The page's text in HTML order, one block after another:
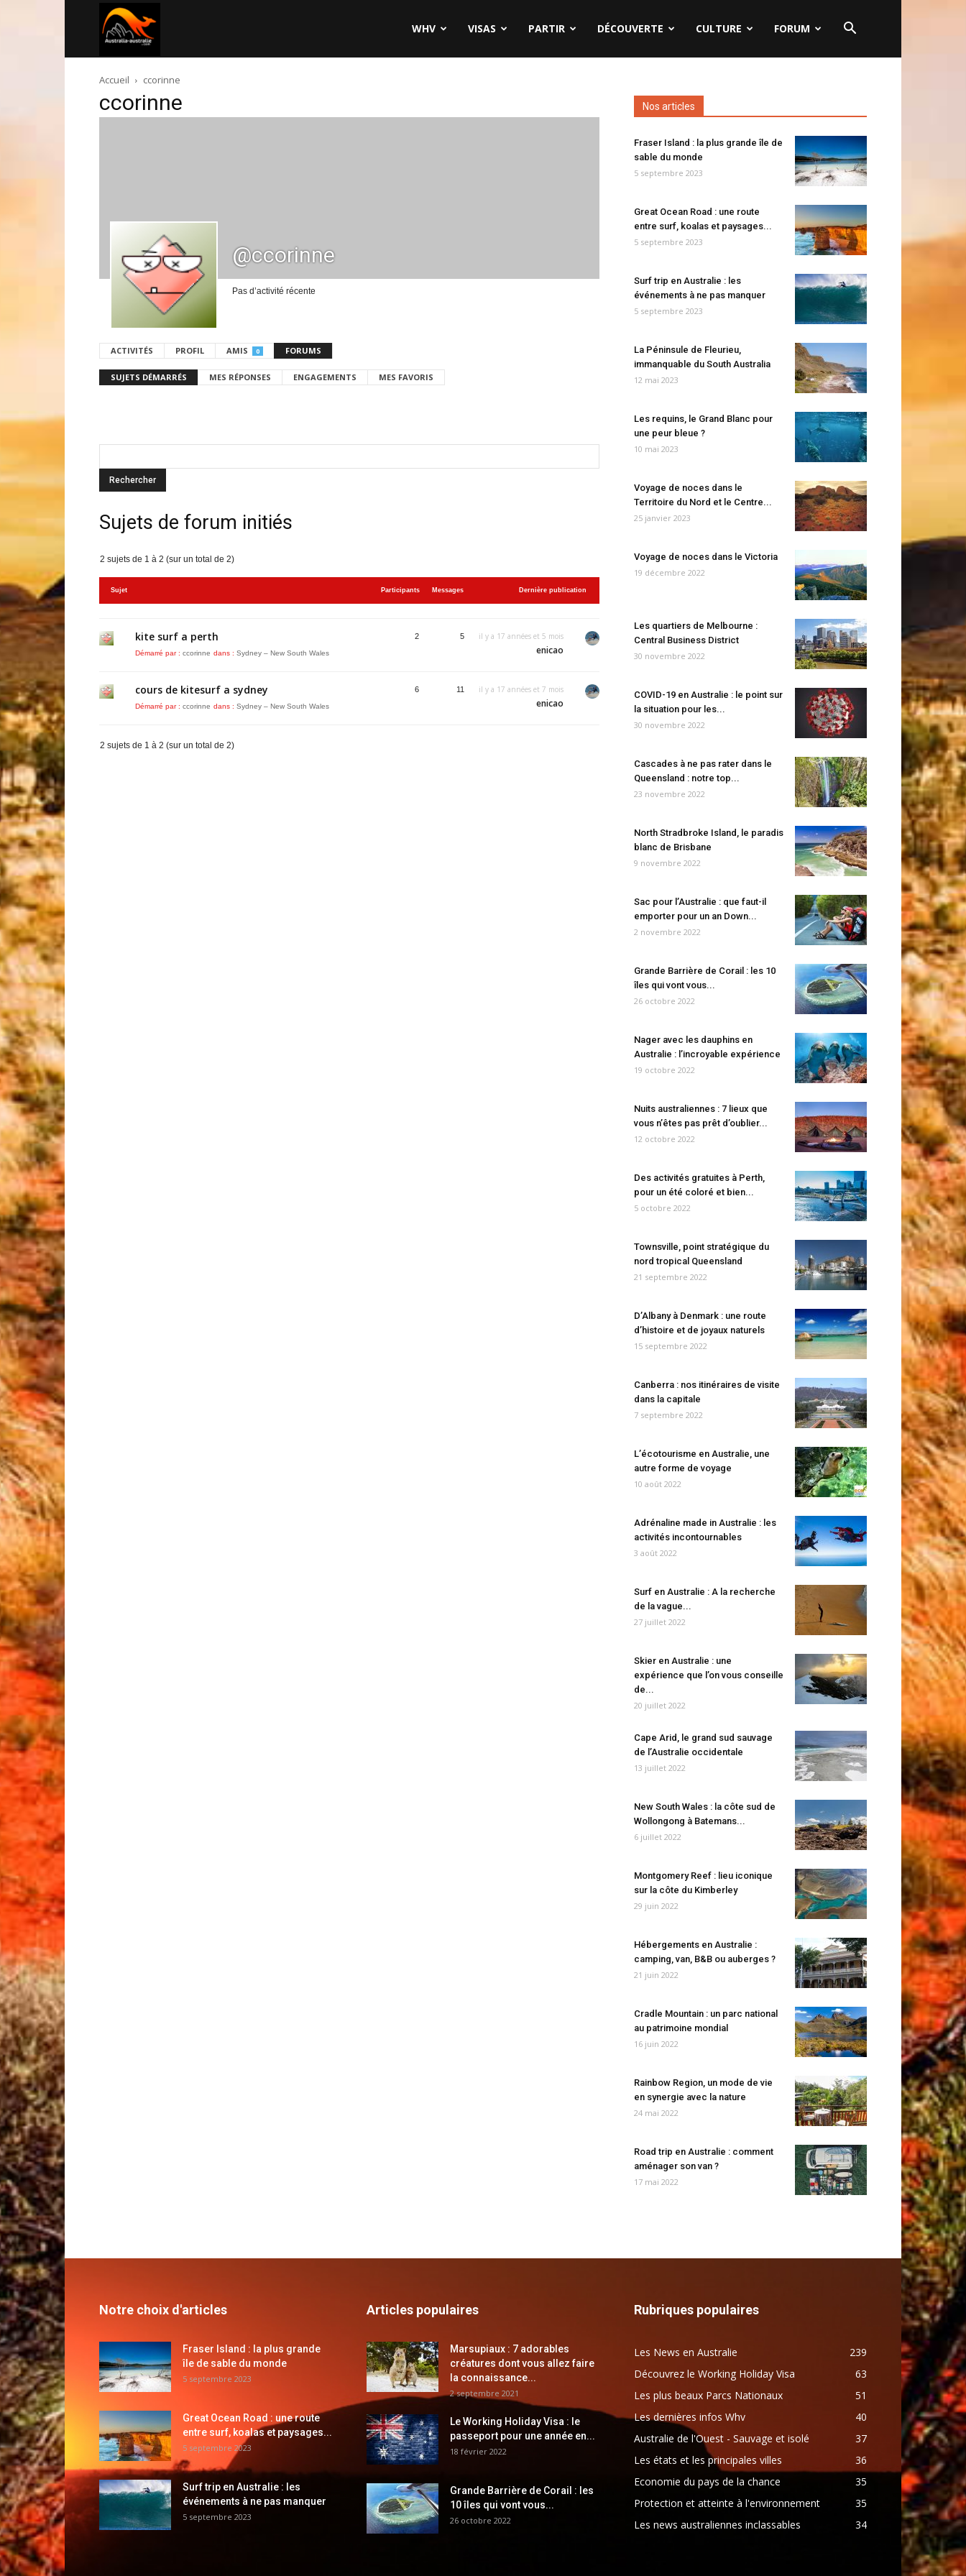
australie.com
WHV VISAS PARTIR DÉCOUVERTE CULTURE FORUM
Accueil ccorinne
ccorinne
@ccorinne
Pas d’activité récente
ACTIVITÉS PROFIL AMIS 0 FORUMS
SUJETS DÉMARRÉS MES RÉPONSES ENGAGEMENTS MES FAVORIS
Sujets de forum initiés
2 sujets de 1 à 2 (sur un total de 2)
Sujet Participants Messages Dernière publication
kite surf a perth
Démarré par : ccorinne dans : Sydney – New South Wales
2 5 il y a 17 années et 5 mois
enicao
cours de kitesurf a sydney
Démarré par : ccorinne dans : Sydney – New South Wales
6 11 il y a 17 années et 7 mois
enicao
2 sujets de 1 à 2 (sur un total de 2)
Nos articles
Fraser Island : la plus grande île de
sable du monde
5 septembre 2023
Great Ocean Road : une route
entre surf, koalas et paysages...
5 septembre 2023
Surf trip en Australie : les
événements à ne pas manquer
5 septembre 2023
La Péninsule de Fleurieu,
immanquable du South Australia
12 mai 2023
Les requins, le Grand Blanc pour
une peur bleue ?
10 mai 2023
Voyage de noces dans le
Territoire du Nord et le Centre...
25 janvier 2023
Voyage de noces dans le Victoria
19 décembre 2022
Les quartiers de Melbourne :
Central Business District
30 novembre 2022
COVID-19 en Australie : le point sur
la situation pour les...
30 novembre 2022
Cascades à ne pas rater dans le
Queensland : notre top...
23 novembre 2022
North Stradbroke Island, le paradis
blanc de Brisbane
9 novembre 2022
Sac pour l’Australie : que faut-il
emporter pour un an Down...
2 novembre 2022
Grande Barrière de Corail : les 10
îles qui vont vous...
26 octobre 2022
Nager avec les dauphins en
Australie : l’incroyable expérience
19 octobre 2022
Nuits australiennes : 7 lieux que
vous n’êtes pas prêt d’oublier...
12 octobre 2022
Des activités gratuites à Perth,
pour un été coloré et bien...
5 octobre 2022
Townsville, point stratégique du
nord tropical Queensland
21 septembre 2022
D’Albany à Denmark : une route
d’histoire et de joyaux naturels
15 septembre 2022
Canberra : nos itinéraires de visite
dans la capitale
7 septembre 2022
L’écotourisme en Australie, une
autre forme de voyage
10 août 2022
Adrénaline made in Australie : les
activités incontournables
3 août 2022
Surf en Australie : A la recherche
de la vague...
27 juillet 2022
Skier en Australie : une
expérience que l’on vous conseille
de...
20 juillet 2022
Cape Arid, le grand sud sauvage
de l’Australie occidentale
13 juillet 2022
New South Wales : la côte sud de
Wollongong à Batemans...
6 juillet 2022
Montgomery Reef : lieu iconique
sur la côte du Kimberley
29 juin 2022
Hébergements en Australie :
camping, van, B&B ou auberges ?
21 juin 2022
Cradle Mountain : un parc national
au patrimoine mondial
16 juin 2022
Rainbow Region, un mode de vie
en synergie avec la nature
24 mai 2022
Road trip en Australie : comment
aménager son van ?
17 mai 2022
Notre choix d'articles
Fraser Island : la plus grande
île de sable du monde
5 septembre 2023
Great Ocean Road : une route
entre surf, koalas et paysages...
5 septembre 2023
Surf trip en Australie : les
événements à ne pas manquer
5 septembre 2023
Articles populaires
Marsupiaux : 7 adorables
créatures dont vous allez faire
la connaissance...
2 septembre 2021
Le Working Holiday Visa : le
passeport pour une année en...
18 février 2022
Grande Barrière de Corail : les
10 îles qui vont vous...
26 octobre 2022
Rubriques populaires
Les News en Australie
239
Découvrez le Working Holiday Visa
63
Les plus beaux Parcs Nationaux
51
Les dernières infos Whv
40
Australie de l'Ouest - Sauvage et isolé
37
Les états et les principales villes
36
Economie du pays de la chance
35
Protection et atteinte à l'environnement
35
Les news australiennes inclassables
34